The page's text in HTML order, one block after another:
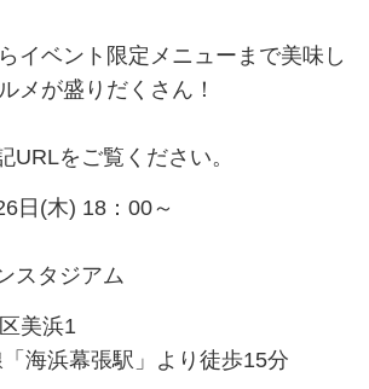
イベント限定メニューまで美味し
メが盛りだくさん！
URLをご覧ください。
日(木) 18：00～
スタジアム
美浜1
「海浜幕張駅」より徒歩15分